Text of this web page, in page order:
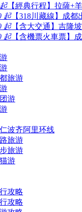
【經典行程】拉薩+
起【318川藏線】成都
起【含大交通】吉隆
起【含機票火車票】
旅游
游
波齐阿里环线
旅游
旅游
游
攻略
攻略